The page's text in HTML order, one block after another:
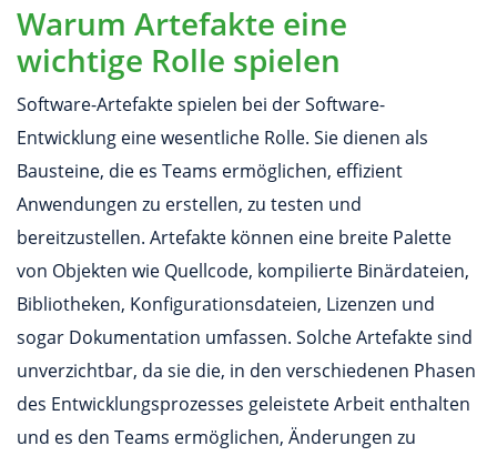
Warum Artefakte eine
wichtige Rolle spielen
Software-Artefakte spielen bei der Software-
Entwicklung eine wesentliche Rolle. Sie dienen als
Bausteine, die es Teams ermöglichen, effizient
Anwendungen zu erstellen, zu testen und
bereitzustellen. Artefakte können eine breite Palette
von Objekten wie Quellcode, kompilierte Binärdateien,
Bibliotheken, Konfigurationsdateien, Lizenzen und
sogar Dokumentation umfassen. Solche Artefakte sind
unverzichtbar, da sie die, in den verschiedenen Phasen
des Entwicklungsprozesses geleistete Arbeit enthalten
und es den Teams ermöglichen, Änderungen zu